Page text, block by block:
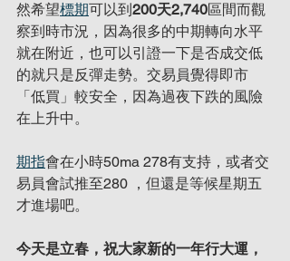
然希望標期可以到200天2,740區間而觀
察到時市況，因為很多的中期轉向水平
就在附近，也可以引證一下是否成交低
的就只是反彈走勢。交易員覺得即市
「低買」較安全，因為過夜下跌的風險
在上升中。
期指會在小時50ma 278有支持，或者交
易員會試推至280 ，但還是等候星期五
才進場吧。
今天是立春，祝大家新的一年行大運，